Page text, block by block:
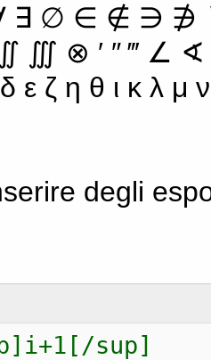
∃ ∅ ∈ ∉ ∋ ∌
∬ ∭ ⊗ ′ ″ ‴ ∠
ε ζ η θ ι κ λ
degli
sup]